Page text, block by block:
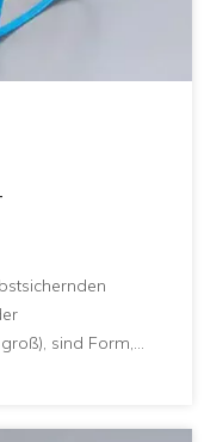
sind Form,
uns einen